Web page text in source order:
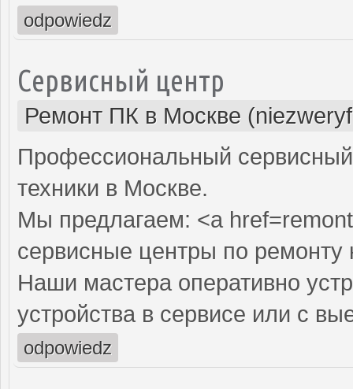
odpowiedz
Сервисный центр
Ремонт ПК в Москве
Профессиональный
техники в Москве.
Мы предлагаем: <a
сервисные центры по ремонту
Наши мастера оперативно
устройства в сервисе или с
odpowiedz